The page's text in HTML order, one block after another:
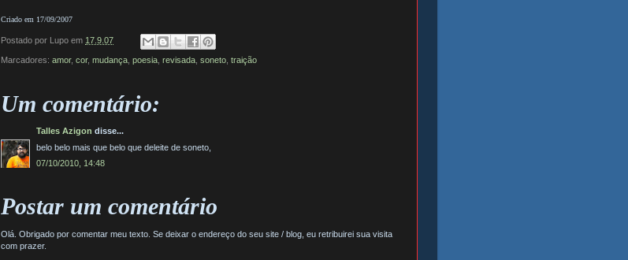
Criado em 17/09/2007
Postado por Lupo em 17.9.07
Marcadores: amor, cor, mudança poesia revisada soneto traição
Um comentário:
Talles Azigon disse...
belo belo mais que belo que deleite de soneto,
07/10/2010, 14:48
Postar um comentário
Olá. Obrigado por comentar meu texto. Se deixar o endereço do seu site / blog, eu retribuirei sua visita
com prazer.